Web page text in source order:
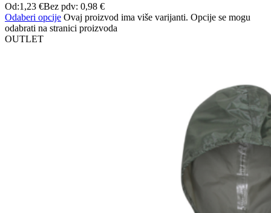
Od:1,23 €Bez pdv: 0,98 €
Odaberi opcije Ovaj proizvod ima više varijanti. Opcije se mogu
odabrati na stranici proizvoda
OUTLET